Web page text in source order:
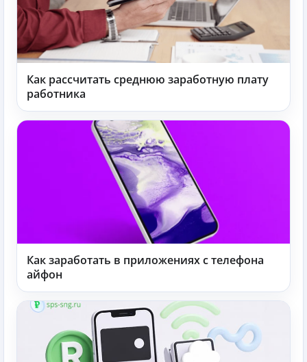
Как рассчитать среднюю заработную плату
работника
Как заработать в приложениях с телефона
айфон